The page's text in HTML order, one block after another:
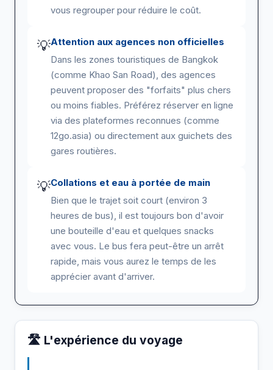
vous regrouper pour réduire le coût.
💡Attention aux agences non officielles
Dans les zones touristiques de Bangkok
(comme Khao San Road), des agences
peuvent proposer des "forfaits" plus chers
ou moins fiables. Préférez réserver en ligne
via des plateformes reconnues (comme
12go.asia) ou directement aux guichets des
gares routières.
💡Collations et eau à portée de main
Bien que le trajet soit court (environ 3
heures de bus), il est toujours bon d'avoir
une bouteille d'eau et quelques snacks
avec vous. Le bus fera peut-être un arrêt
rapide, mais vous aurez le temps de les
apprécier avant d'arriver.
🛣️ L'expérience du voyage